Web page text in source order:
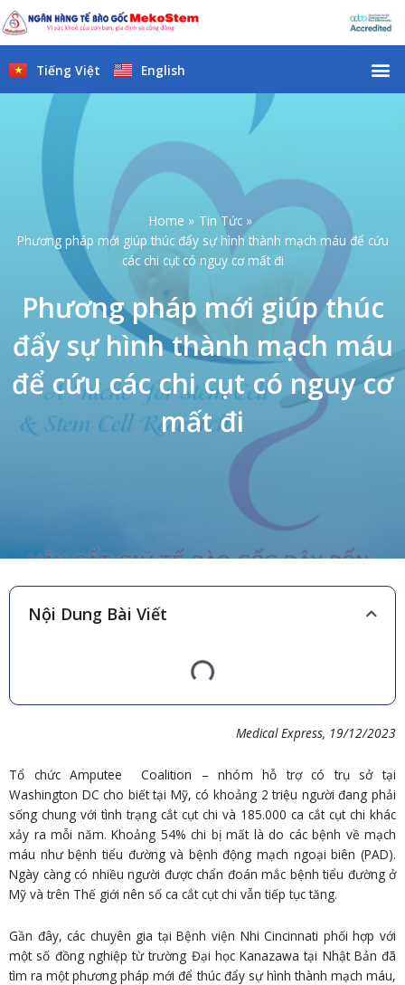
Skip
to
content
Tiếng Việt English
Home
Tin Tức
Phương pháp mới giúp thúc đẩy sự hình thành mạch máu để cứu
các chi cụt có nguy cơ mất đi
Phương pháp mới giúp thúc
đẩy sự hình thành mạch máu
để cứu các chi cụt có nguy cơ
mất đi
Nội Dung Bài Viết
Medical Express, 19/12/2023
Tổ chức Amputee Coalition – nhóm hỗ trợ có trụ sở tại
Washington DC cho biết tại Mỹ, có khoảng 2 triệu người đang phải
sống chung với tình trạng cắt cụt chi và 185.000 ca cắt cụt chi khác
xảy ra mỗi năm. Khoảng 54% chi bị mất là do các bệnh về mạch
máu như bệnh tiểu đường và bệnh động mạch ngoại biên (PAD).
Ngày càng có nhiều người được chẩn đoán mắc bệnh tiểu đường ở
Mỹ và trên Thế giới nên số ca cắt cụt chi vẫn tiếp tục tăng.
Gần đây, các chuyên gia tại Bệnh viện Nhi Cincinnati phối hợp với
một số đồng nghiệp từ trường Đại học Kanazawa tại Nhật Bản đã
tìm ra một phương pháp mới để thúc đẩy sự hình thành mạch máu,